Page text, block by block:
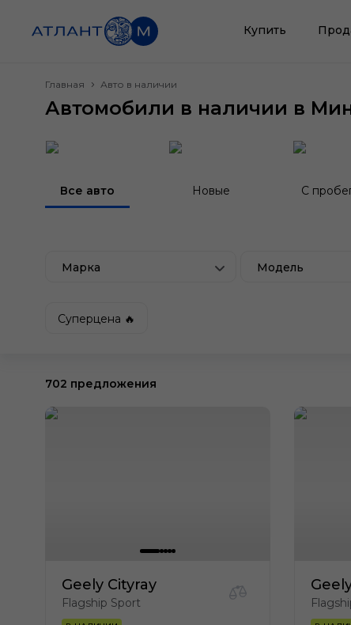
Купить
Главная Авто в наличии
Автомобили в наличии в
Все авто Новые С
Марка Модель
Суперцена 🔥
702 предложения
Geely Cityray
Flagship Sport